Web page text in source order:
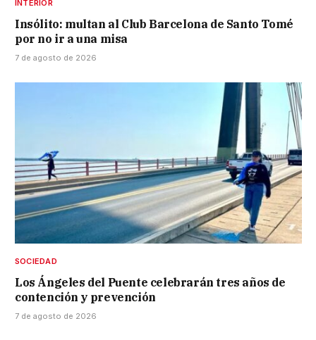
INTERIOR
Insólito: multan al Club Barcelona de Santo Tomé
por no ir a una misa
7 de agosto de 2026
SOCIEDAD
Los Ángeles del Puente celebrarán tres años de
contención y prevención
7 de agosto de 2026